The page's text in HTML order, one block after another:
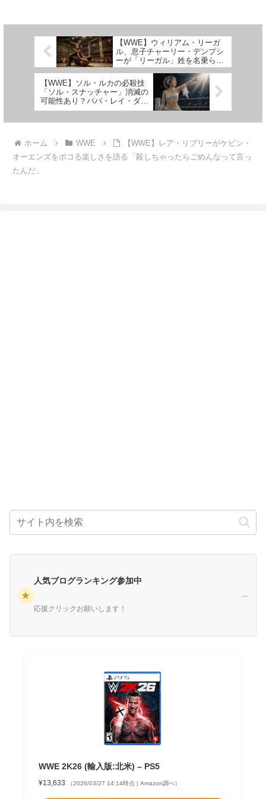
じ気持ちだ」と返信したよう
ます。PWInsid...
【WWE】ウィリアム・リーガ
ル、息子チャーリー・デンプシ
ーが「リーガル」姓を名乗らな
い理由を明かす「誇らしいが、
かわいそうな息子だ…」
【WWE】ソル・ルカの必殺技
「ソル・スナッチャー」消滅の
可能性あり？ババ・レイ・ダッ
ドリーが懸念
ホーム WWE
【WWE】レア・リプリーがケビン・
オーエンズをボコる楽しさを語る「殺しちゃったらごめんなって言っ
たんだ」
★
人気ブログランキング参加中
応援クリックお願いします！
→
WWE 2K26 (輸入版:北米) – PS5
¥13,633 （2026/03/27 14:14時点 | Amazon調べ）